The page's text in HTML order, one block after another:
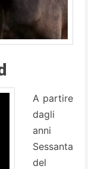
A partire
dagli
anni
Sessanta
del